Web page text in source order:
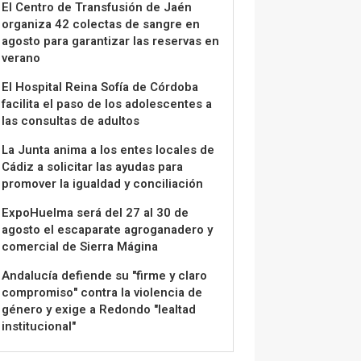
El Centro de Transfusión de Jaén
organiza 42 colectas de sangre en
agosto para garantizar las reservas en
verano
El Hospital Reina Sofía de Córdoba
facilita el paso de los adolescentes a
las consultas de adultos
La Junta anima a los entes locales de
Cádiz a solicitar las ayudas para
promover la igualdad y conciliación
ExpoHuelma será del 27 al 30 de
agosto el escaparate agroganadero y
comercial de Sierra Mágina
Andalucía defiende su "firme y claro
compromiso" contra la violencia de
género y exige a Redondo "lealtad
institucional"